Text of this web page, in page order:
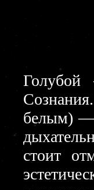
Голубой
белым) —
стоит